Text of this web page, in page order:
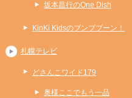
坂本昌行のOne Dish
KinKi Kidsのブンブブーン！
札幌テレビ
どさんこワイド179
奥様ここでもう一品